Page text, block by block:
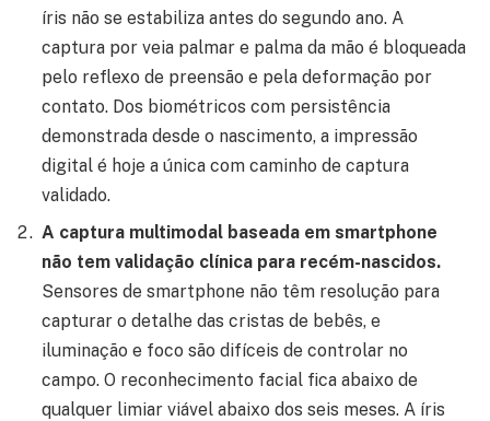
íris não se estabiliza antes do segundo ano. A
captura por veia palmar e palma da mão é bloqueada
pelo reflexo de preensão e pela deformação por
contato. Dos biométricos com persistência
demonstrada desde o nascimento, a impressão
digital é hoje a única com caminho de captura
validado.
A captura multimodal baseada em smartphone
não tem validação clínica para recém-nascidos.
Sensores de smartphone não têm resolução para
capturar o detalhe das cristas de bebês, e
iluminação e foco são difíceis de controlar no
campo. O reconhecimento facial fica abaixo de
qualquer limiar viável abaixo dos seis meses. A íris